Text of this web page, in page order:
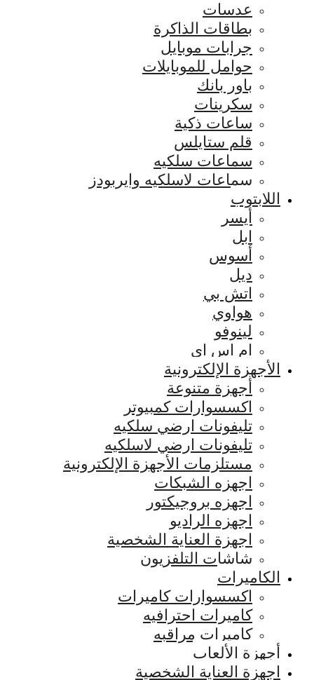
عدسات
بطاقات الذاكرة
جرابات موبايل
حوامل للموبايلات
باور بانك
سكرينات
ساعات ذكية
قلم ستايلس
سماعات سلكيه
سماعات لاسلكيه وايربودز
اللابتوب
أيسر
ابل
أسوس
ديل
اتش بي
هواوي
لينوفو
ام اس اي
الأجهزة الإلكترونية
أجهزة متنوعة
اكسسوارات كمبيوتر
تليفونات ارضي سلكيه
تليفونات ارضي لاسلكيه
مستلزمات الأجهزة الإلكترونية
اجهزه الشبكات
اجهزه بروجيكتور
اجهزه الراديو
اجهزة العناية الشخصية
شاشات التلفزيون
الكاميرات
اكسسوارات كاميرات
كاميرات احترافيه
كاميرات مراقبه
أجهزة الألعاب
اجهزة العناية الشخصية